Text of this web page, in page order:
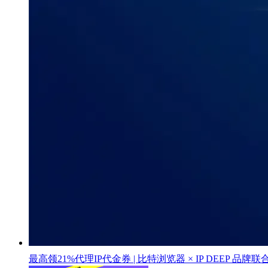
最高领21%代理IP代金券 | 比特浏览器 × IP DEEP 品牌联